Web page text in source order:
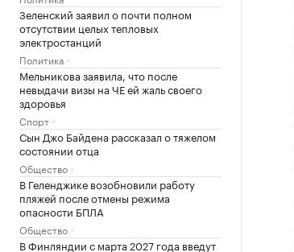
Зеленский заявил о почти полном
отсутствии целых тепловых
электростанций
Политика
Мельникова заявила, что после
невыдачи визы на ЧЕ ей жаль своего
здоровья
Спорт
Сын Джо Байдена рассказал о тяжелом
состоянии отца
Общество
В Геленджике возобновили работу
пляжей после отмены режима
опасности БПЛА
Общество
В Финляндии с марта 2027 года введут